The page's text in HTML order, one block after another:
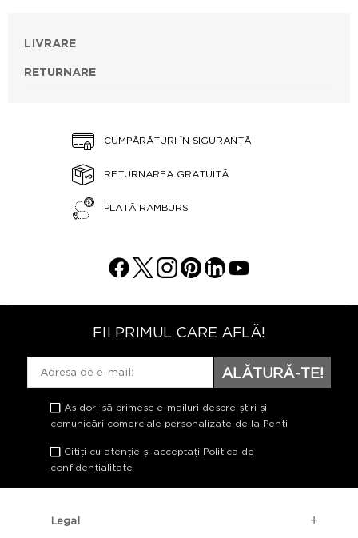
LIVRARE
RETURNARE
CUMPĂRĂTURI ÎN SIGURANȚĂ
RETURNAREA GRATUITĂ
PLATĂ RAMBURS
FII PRIMUL CARE AFLĂ!
ALĂTURĂ-TE!
Aș dori să primesc e-mailuri despre știri și
comunicări comerciale personalizate de la Penti
Citiți cu atenție și acceptați Politica de
confidențialitate
Legal